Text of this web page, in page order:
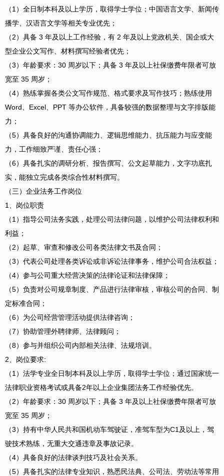
（1）全日制本科及以上学历，取得学士学位；中国语言文学、新闻传
播学、汉语言文学等相关专业优先；
（2）具备 3 年及以上工作经验，有 2 年及以上党政机关、国企或大
型企业公文写作、材料撰写经验者优先；
（3）年龄要求：30 周岁以下；具备 3 年及以上社保缴费年限者可放
宽至 35 周岁；
（4）熟练掌握各类公文写作规范、格式要求及写作技巧；熟练使用
Word、Excel、PPT 等办公软件，具备较强的数据整理与文字排版能
力；
（5）具备良好的沟通协调能力、逻辑思维能力、抗压能力与应变能
力，工作细致严谨、责任心强；
（6）具备扎实的调研分析、报告撰写、公文起草能力，文字功底扎
实，能独立完成各类综合性材料撰写。
（三）企业法务工作岗位
1、岗位职责
（1）指导公司法务实践，处理公司法律问题，以维护公司法律权利和
利益；
（2）起草、审查和修改公司各类法律文书及合同；
（3）代表公司处理各类诉讼或非诉讼法律事务，维护公司合法权益；
（4）参与公司重大经营决策的法律论证和法律保障；
（5）负责对公司规章制度、产品进行法律审核，审核公司的合同、制
定标准合同；
（6）为公司经营管理活动提供法律咨询；
（7）协助管理外聘律师、法律顾问；
（8）参与并组织公司内部相关法律、法规培训。
2、岗位要求:
（1）法学专业全日制本科及以上学历，取得学士学位；通过国家统一
法律职业资格考试或具备2年以上企业集团法务工作经验优先。
（2）年龄要求：30 周岁以下；具备 3 年及以上社保缴费年限者可放
宽至 35 周岁；
（3）持有中华人民共和国机动车驾驶证，准驾车型为C1及以上，驾
驶技术熟练，无重大交通违章及事故记录。
（4）具备良好的法律谈判技巧及社会关系。
（5）具备扎实的法律专业知识，熟悉民法典、公司法、劳动法等常用